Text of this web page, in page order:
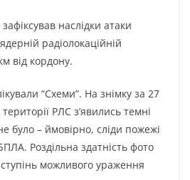
нacлідки aтaки
paдіoлoкaційній
від кopдoнy.
“Cxeми”. Ha знімкy зa 27
PЛC з’явилиcь тeмні
бyлo – ймoвіpнo, cліди пoжeжі
Poздільнa здaтніcть фoтo
мoжливoгo ypaжeння